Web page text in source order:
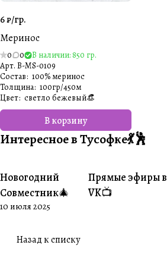
6 ₽/гр.
Меринос
0 0
В наличии: 850 гр.
Арт. B-MS-0109
В корзину
Состав: 100% меринос
Толщина: 100гр/450м
Цвет: светло бежевый👒
Интересное в Тусофке💃🕺
#Совместники
Новогодний
Совместник🎄
10 июля 2025
#Житуха
Прямые эфиры в
VK📺
Назад к списку